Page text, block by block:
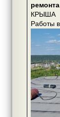
ремонта
КРЫША
Работы